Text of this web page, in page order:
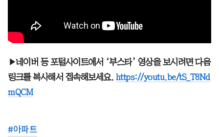
▶네이버 등 포털사이트에서 ‘부스타’ 영상을 보시려면 다음
링크를 복사해서 접속해보세요. https://youtu.be/tS_T8Nd
mQCM
#아파트